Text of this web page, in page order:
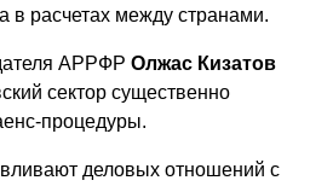
в расчетах между странами.
АРРФРОлжас Кизатов
сектор существенно
процедуры.
деловых отношений с